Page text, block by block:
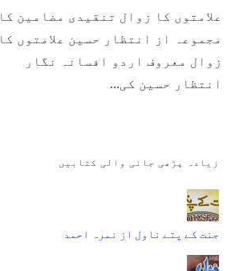
علامتوں کا زوال تنقیدی مضامین کا
مجموعہ از انتظار حسین علامتوں کا
زوال معروف اردو افسانہ نگار
انتظار حسین کی…
زیادہ پڑھی جانی والی کتابیں
جنت کے پتے ناول از نمرہ احمد